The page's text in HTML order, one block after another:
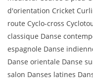
d'orientation Cricket
route Cyclo-cross
classique Danse
espagnole Danse
Danse orientale Danse
salon Danses latines